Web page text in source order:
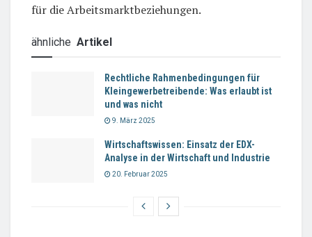
für die Arbeitsmarktbeziehungen.
ähnliche Artikel
Rechtliche Rahmenbedingungen für
Kleingewerbetreibende: Was erlaubt ist
und was nicht
9. März 2025
Wirtschaftswissen: Einsatz der EDX-
Analyse in der Wirtschaft und Industrie
20. Februar 2025